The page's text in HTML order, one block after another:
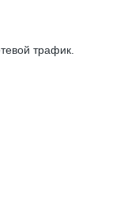
трафик.